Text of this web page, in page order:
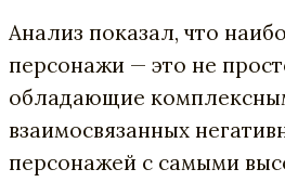
Анализ показал, что
персонажи — это не
обладающие
взаимосвязанных
персонажей с самыми